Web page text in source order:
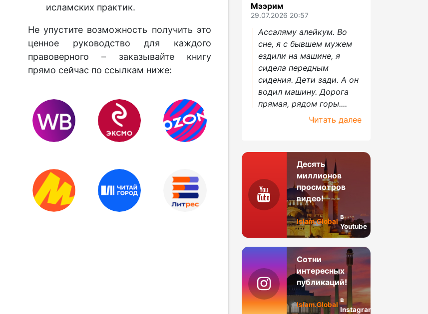
исламских практик.
Не упустите возможность получить это
ценное руководство для каждого
правоверного – заказывайте книгу
прямо сейчас по ссылкам ниже:
Мээрим
29.07.2026 20:57
Ассаляму алейкум. Во
сне, я с бывшем мужем
ездили на машине, я
сидела передным
сидения. Дети зади. А он
водил машину. Дорога
прямая, рядом горы....
Читать далее
Десять
миллионов
просмотров
видео!
Islam.Global
в
Youtube
Сотни
интересных
публикаций!
Islam.Global
в
Instagram